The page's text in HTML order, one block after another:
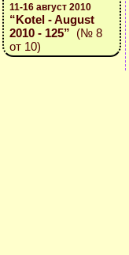
11-16 август 2010
“Kotel - August
2010 - 125” (№ 8
от 10)